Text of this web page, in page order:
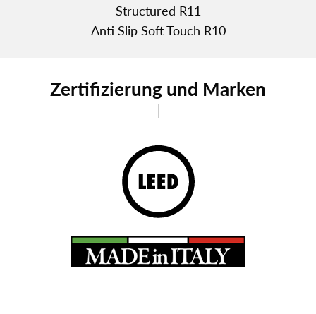
Structured R11
Anti Slip Soft Touch R10
Zertifizierung und Marken